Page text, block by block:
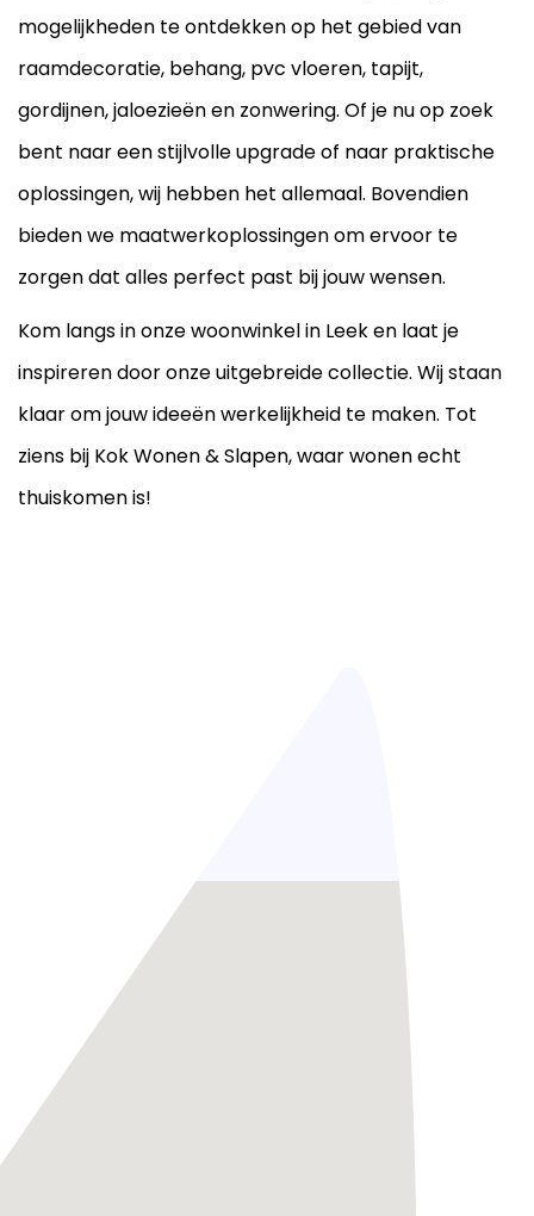
mogelijkheden te ontdekken op het gebied van
raamdecoratie, behang, pvc vloeren, tapijt,
gordijnen, jaloezieën en zonwering. Of je nu op zoek
bent naar een stijlvolle upgrade of naar praktische
oplossingen, wij hebben het allemaal. Bovendien
bieden we maatwerkoplossingen om ervoor te
zorgen dat alles perfect past bij jouw wensen.
Kom langs in onze woonwinkel in Leek en laat je
inspireren door onze uitgebreide collectie. Wij staan
klaar om jouw ideeën werkelijkheid te maken. Tot
ziens bij Kok Wonen & Slapen, waar wonen echt
thuiskomen is!